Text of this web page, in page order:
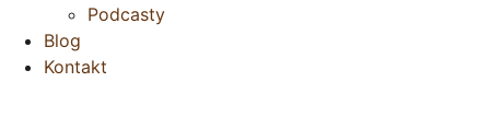
Podcasty
Blog
Kontakt